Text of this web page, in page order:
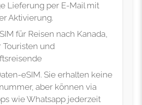
Lieferung per E-Mail mit
Aktivierung.
für Reisen nach Kanada,
Touristen und
eSIM. Sie erhalten keine
aber können via
wie Whatsapp jederzeit